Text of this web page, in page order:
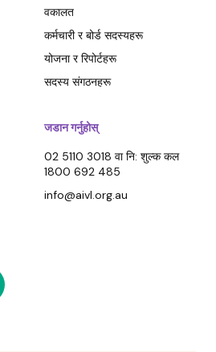
वकालत
कर्मचारी र बोर्ड सदस्यहरू
योजना र रिपोर्टहरू
सदस्य संगठनहरू
जडान गर्नुहोस्
02 5110 3018 वा नि: शुल्क कल
1800 692 485
info@aivl.org.au